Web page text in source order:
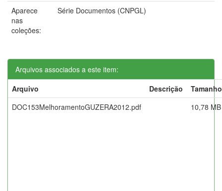
Aparece
nas
coleções:
Série Documentos (CNPGL)
Arquivos associados a este item:
Arquivo
Descrição
Tamanho
DOC153MelhoramentoGUZERA2012.pdf
10,78 MB